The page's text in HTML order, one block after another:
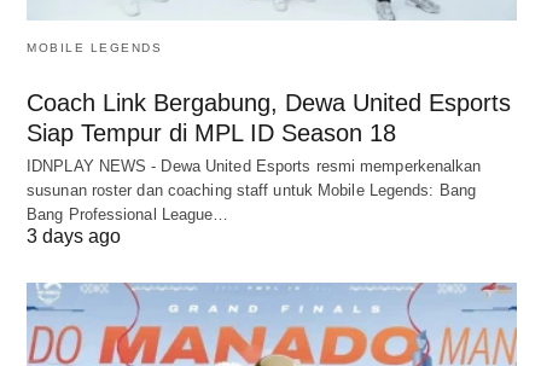
MOBILE LEGENDS
Coach Link Bergabung, Dewa United Esports
Siap Tempur di MPL ID Season 18
IDNPLAY NEWS - Dewa United Esports resmi memperkenalkan
susunan roster dan coaching staff untuk Mobile Legends: Bang
Bang Professional League…
3 days ago